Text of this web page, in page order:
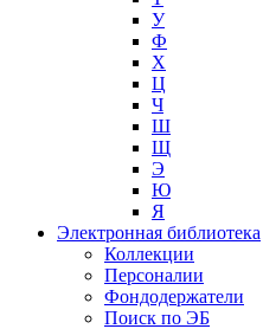
У
Ф
Х
Ц
Ч
Ш
Щ
Э
Ю
Я
Электронная библиотека
Коллекции
Персоналии
Фондодержатели
Поиск по ЭБ